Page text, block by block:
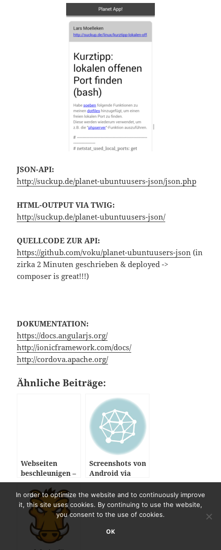
JSON-API:
http://suckup.de/planet-ubuntuusers-json/json.php
HTML-OUTPUT VIA TWIG:
http://suckup.de/planet-ubuntuusers-json/
QUELLCODE ZUR API:
https://github.com/voku/planet-ubuntuusers-json (in
zirka 2 Minuten geschrieben & deployed ->
composer is great!!!)
DOKUMENTATION:
https://docs.angularjs.org/
http://ionicframework.com/docs/
http://cordova.apache.org/
Ähnliche Beiträge:
Webseiten
beschleunigen –
Übersicht
Screenshots von
Android via
shell
In order to optimize the website and to continuously improve
it, this site uses cookies. By continuing to use the website,
you consent to the use of cookies.
OK